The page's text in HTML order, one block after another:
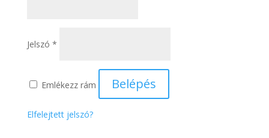
Jelszó *
Emlékezz rám Belépés
Elfelejtett jelszó?